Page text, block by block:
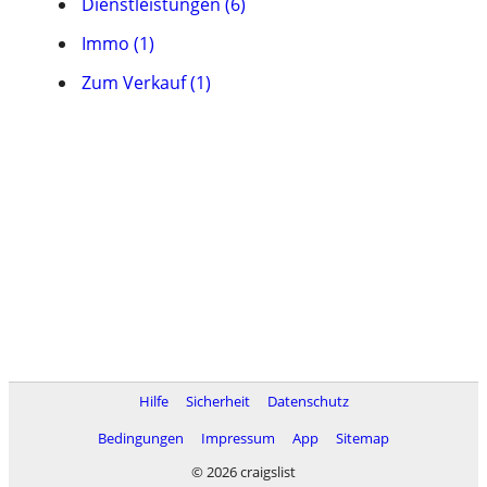
Immo (1)
Zum Verkauf (1)
Hilfe Sicherheit
Datenschutz
Bedingungen
Impressum App
Sitemap
© 2026 craigslist